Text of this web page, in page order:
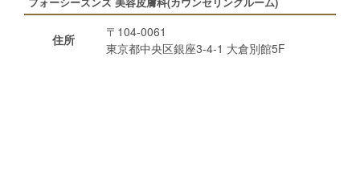
住所
〒104-0061
東京都中央区銀座3-4-1 大倉別館5F